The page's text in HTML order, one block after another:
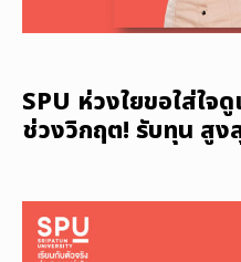
SPU ห่วงใยขอใส่ใ
ช่วงวิกฤต! รับทุน สู